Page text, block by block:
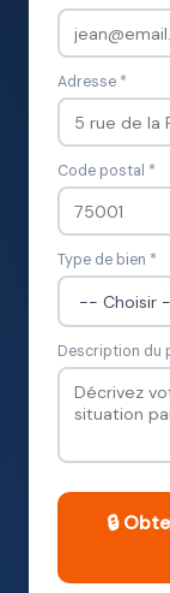
Adresse *
Code postal *
Type de bien *
Description du
🔒